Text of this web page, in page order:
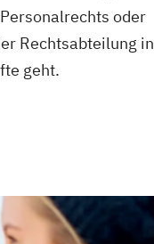
oder
Rechtsabteilung in
geht.